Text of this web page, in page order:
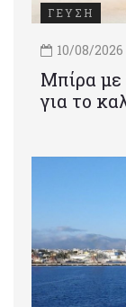
ΓΕΥΣΗ
10/08/2026
Μπίρα
για το